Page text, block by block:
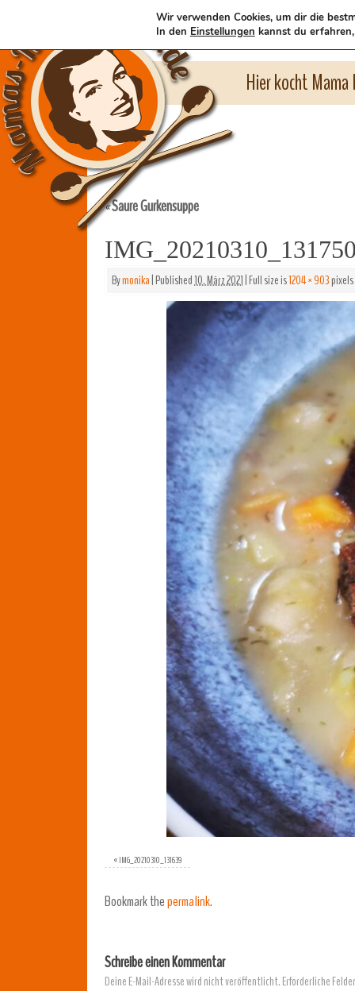
Hier kocht
«Saure Gurkensuppe
Bymonika|Published10. März 2021|Full size is1204 × 903pixels
«IMG_20210310_131639
Bookmark thepermalink.
Schreibe einen Kommentar
Deine E-Mail-Adresse wird nicht veröffentlicht.Erforderliche
Wir verwenden Cookies, um dir die
In den Einstellungen kannst du